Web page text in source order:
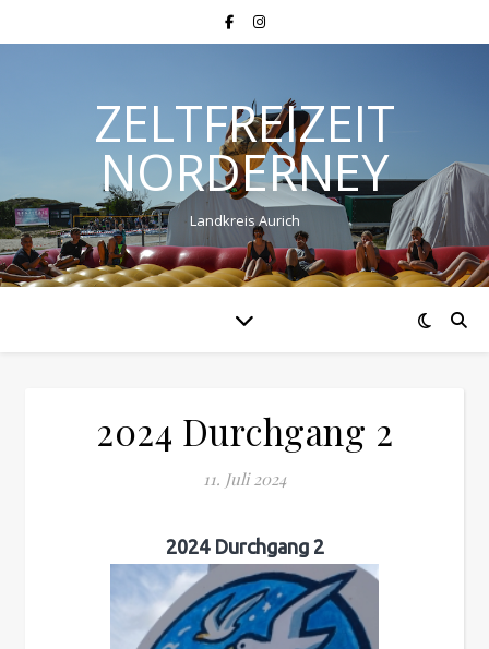
ZELTFREIZEIT
NORDERNEY
Landkreis Aurich
2024 Durchgang 2
11. Juli 2024
2024 Durchgang 2